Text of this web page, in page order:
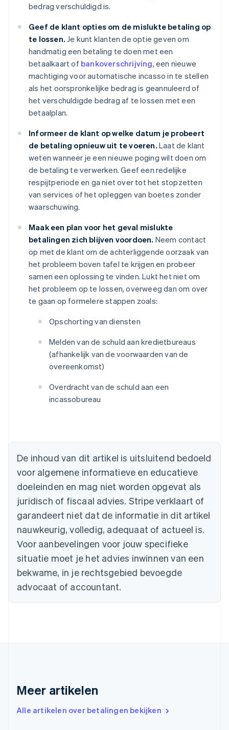
bedrag verschuldigd is.
Geef de klant opties om de mislukte betaling op
te lossen. Je kunt klanten de optie geven om
handmatig een betaling te doen met een
betaalkaart of bankoverschrijving, een nieuwe
machtiging voor automatische incasso in te stellen
als het oorspronkelijke bedrag is geannuleerd of
het verschuldigde bedrag af te lossen met een
betaalplan.
Informeer de klant op welke datum je probeert
de betaling opnieuw uit te voeren. Laat de klant
weten wanneer je een nieuwe poging wilt doen om
de betaling te verwerken. Geef een redelijke
respijtperiode en ga niet over tot het stopzetten
van services of het opleggen van boetes zonder
waarschuwing.
Maak een plan voor het geval mislukte
betalingen zich blijven voordoen. Neem contact
op met de klant om de achterliggende oorzaak van
het probleem boven tafel te krijgen en probeer
samen een oplossing te vinden. Lukt het niet om
het probleem op te lossen, overweeg dan om over
te gaan op formelere stappen zoals:
Opschorting van diensten
Melden van de schuld aan kredietbureaus
(afhankelijk van de voorwaarden van de
overeenkomst)
Overdracht van de schuld aan een
incassobureau
De inhoud van dit artikel is uitsluitend bedoeld
voor algemene informatieve en educatieve
doeleinden en mag niet worden opgevat als
juridisch of fiscaal advies. Stripe verklaart of
garandeert niet dat de informatie in dit artikel
nauwkeurig, volledig, adequaat of actueel is.
Voor aanbevelingen voor jouw specifieke
situatie moet je het advies inwinnen van een
bekwame, in je rechtsgebied bevoegde
advocaat of accountant.
Meer artikelen
Alle artikelen over betalingen bekijken
Português English
Bulgarije
English
Canada
EnglishFrançais
English
Denemarken
Duitsland
DeutschEnglish
Estland
Finland
EnglishSvenska
English
Hongkong SAR, China
English简体中文